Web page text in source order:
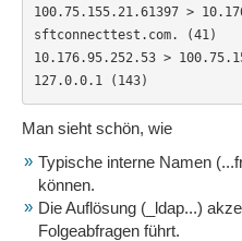
100.75.155.21.61397 >
sftconnecttest.com. (41)
10.176.95.252.53 >
127.0.0.1 (143)
Man sieht schön, wie
Typische interne Namen
können.
Die Auflösung (_ldap...)
Folgeabfragen führt.